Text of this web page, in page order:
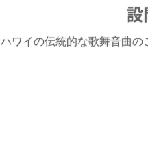
設
ハワイの伝統的な歌舞音曲